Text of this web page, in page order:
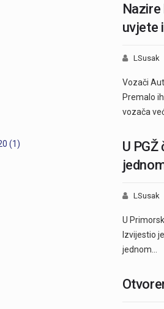
uvjete
LSusak
Vozači
Premalo
vozača već
U
LSusak
U
Izvijestio
jednom…